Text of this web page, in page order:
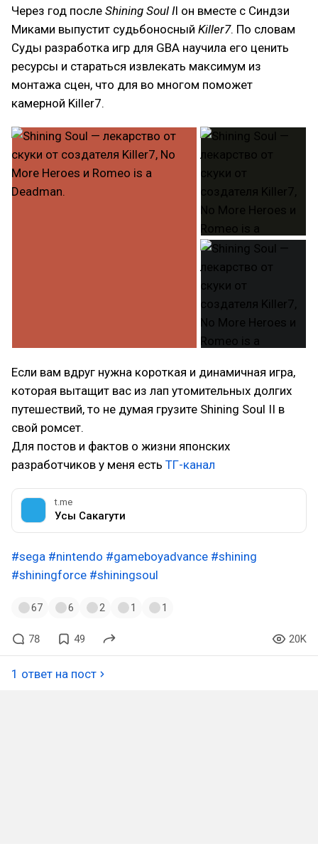
Через год после Shining Soul II он вместе с Синдзи
Миками выпустит судьбоносный Killer7. По словам
Суды разработка игр для GBA научила его ценить
ресурсы и стараться извлекать максимум из
монтажа сцен, что для во многом поможет
камерной Killer7.
Если вам вдруг нужна короткая и динамичная игра,
которая вытащит вас из лап утомительных долгих
путешествий, то не думая грузите Shining Soul II в
свой ромсет.
Для постов и фактов о жизни японских
разработчиков у меня есть ТГ-канал
t.me
Усы Сакагути
#sega #nintendo #gameboyadvance #shining
#shiningforce #shiningsoul
67 6 2 1 1
78 49 20K
1 ответ на пост